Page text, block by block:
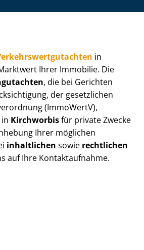
in
Ihrer Immobilie. Die
, die bei Gerichten
der gesetzlichen
(ImmoWertV),
in Kirchworbisfür private Zwecke
Ihrer möglichen
inhaltlichen sowie rechtlichen
auf Ihre Kontaktaufnahme.